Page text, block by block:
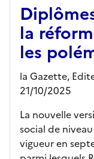
la
les
la Gazette,
21/10/2025
La nouvelle
social de
vigueur en